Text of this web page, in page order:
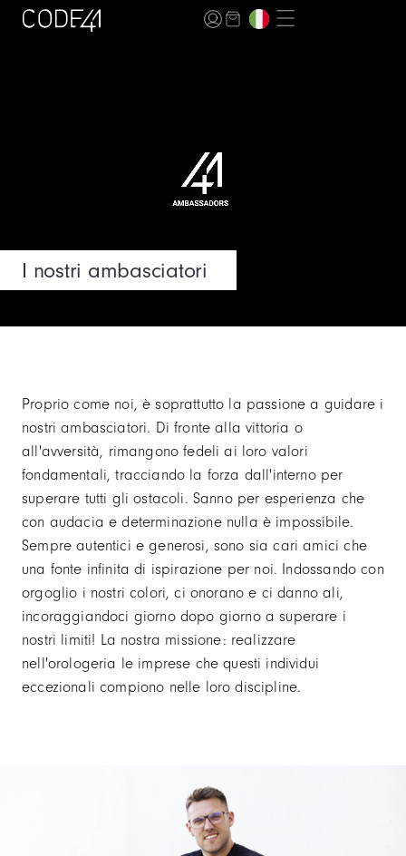
I nostri ambasciatori
Proprio come noi, è soprattutto la passione a guidare i
nostri ambasciatori. Di fronte alla vittoria o
all'avversità, rimangono fedeli ai loro valori
fondamentali, tracciando la forza dall'interno per
superare tutti gli ostacoli. Sanno per esperienza che
con audacia e determinazione nulla è impossibile.
Sempre autentici e generosi, sono sia cari amici che
una fonte infinita di ispirazione per noi. Indossando con
orgoglio i nostri colori, ci onorano e ci danno ali,
incoraggiandoci giorno dopo giorno a superare i
nostri limiti! La nostra missione: realizzare
nell'orologeria le imprese che questi individui
eccezionali compiono nelle loro discipline.